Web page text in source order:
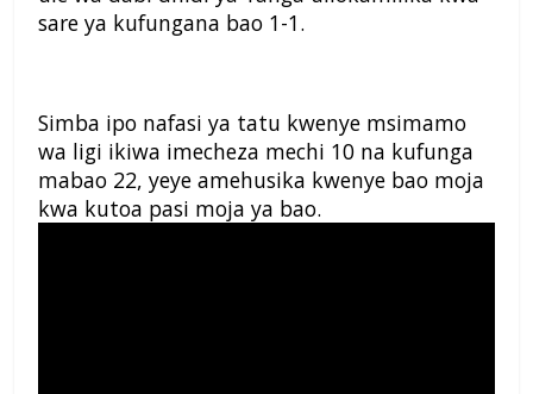
sare ya kufungana bao 1-1.
Simba ipo nafasi ya tatu kwenye msimamo
wa ligi ikiwa imecheza mechi 10 na kufunga
mabao 22, yeye amehusika kwenye bao moja
kwa kutoa pasi moja ya bao.